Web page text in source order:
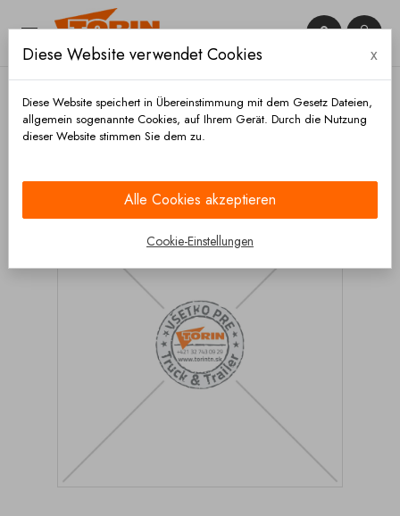
 

Diese Website verwendet Cookies x
Diese Website speichert in Übereinstimmung mit dem Gesetz Dateien,
allgemein sogenannte Cookies, auf Ihrem Gerät. Durch die Nutzung
dieser Website stimmen Sie dem zu.
Alle Cookies akzeptieren
Cookie-Einstellungen